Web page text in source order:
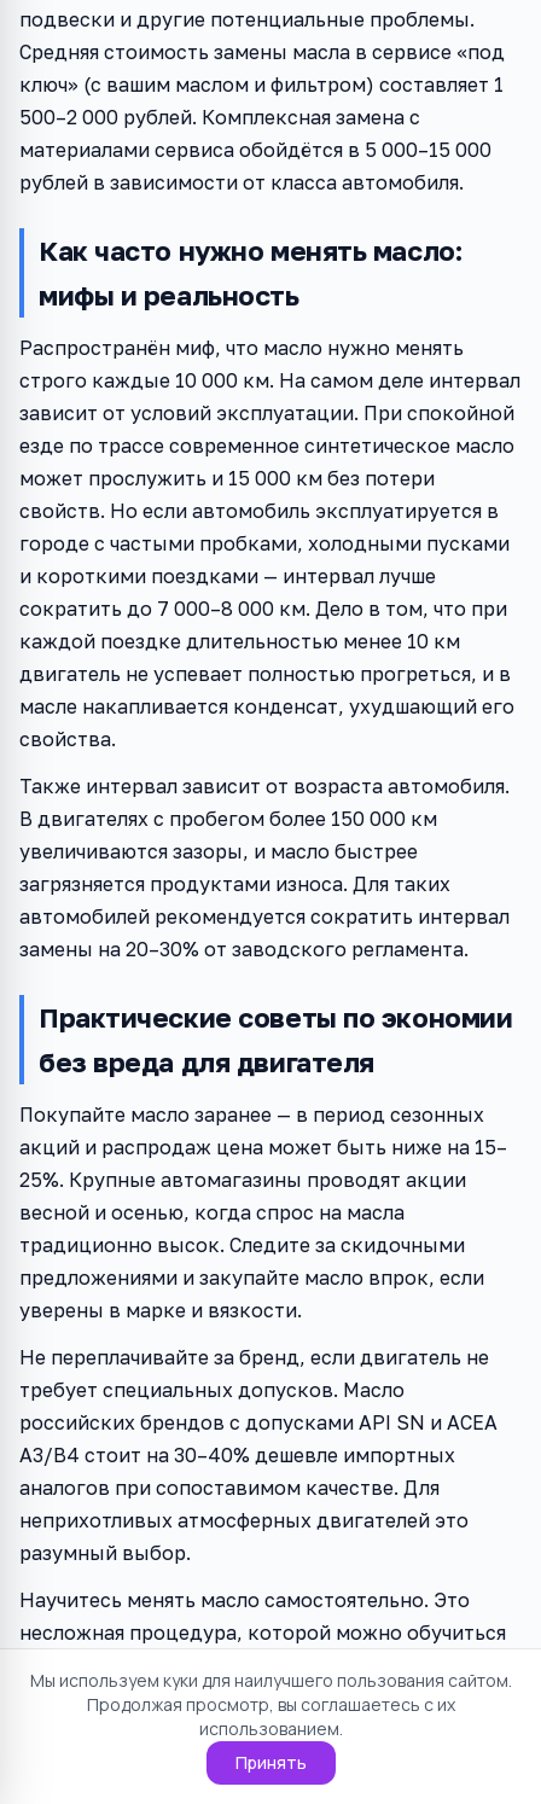
подвески и другие потенциальные проблемы.
Средняя стоимость замены масла в сервисе «под
ключ» (с вашим маслом и фильтром) составляет 1
500–2 000 рублей. Комплексная замена с
материалами сервиса обойдётся в 5 000–15 000
рублей в зависимости от класса автомобиля.
Как часто нужно менять масло:
мифы и реальность
Распространён миф, что масло нужно менять
строго каждые 10 000 км. На самом деле интервал
зависит от условий эксплуатации. При спокойной
езде по трассе современное синтетическое масло
может прослужить и 15 000 км без потери
свойств. Но если автомобиль эксплуатируется в
городе с частыми пробками, холодными пусками
и короткими поездками — интервал лучше
сократить до 7 000–8 000 км. Дело в том, что при
каждой поездке длительностью менее 10 км
двигатель не успевает полностью прогреться, и в
масле накапливается конденсат, ухудшающий его
свойства.
Также интервал зависит от возраста автомобиля.
В двигателях с пробегом более 150 000 км
увеличиваются зазоры, и масло быстрее
загрязняется продуктами износа. Для таких
автомобилей рекомендуется сократить интервал
замены на 20–30% от заводского регламента.
Практические советы по экономии
без вреда для двигателя
Покупайте масло заранее — в период сезонных
акций и распродаж цена может быть ниже на 15–
25%. Крупные автомагазины проводят акции
весной и осенью, когда спрос на масла
традиционно высок. Следите за скидочными
предложениями и закупайте масло впрок, если
уверены в марке и вязкости.
Не переплачивайте за бренд, если двигатель не
требует специальных допусков. Масло
российских брендов с допусками API SN и ACEA
A3/B4 стоит на 30–40% дешевле импортных
аналогов при сопоставимом качестве. Для
неприхотливых атмосферных двигателей это
разумный выбор.
Научитесь менять масло самостоятельно. Это
несложная процедура, которой можно обучиться
в год (при пробеге 30 000 км и трёх заменах) —
весомый аргумент в пользу самостоятельного
Мы используем куки для наилучшего пользования сайтом.
Продолжая просмотр, вы соглашаетесь с их
использованием.
Принять